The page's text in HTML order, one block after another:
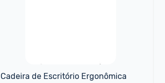
Cadeira de Escritório Ergonômica